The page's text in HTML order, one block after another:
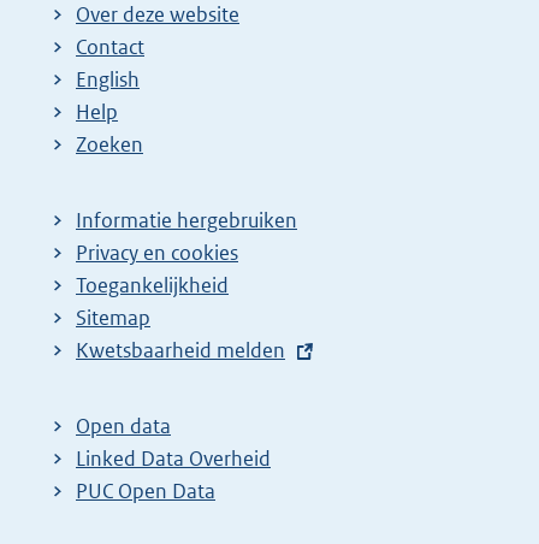
Over deze website
Contact
English
Help
Zoeken
Informatie hergebruiken
Privacy en cookies
Toegankelijkheid
Sitemap
E
t
e
r
Kwetsbaarheid melden
Open data
Linked Data Overheid
PUC Open Data